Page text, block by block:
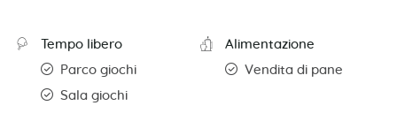
Tempo libero
Parco giochi
Sala giochi
Alimentazione
Vendita di pane